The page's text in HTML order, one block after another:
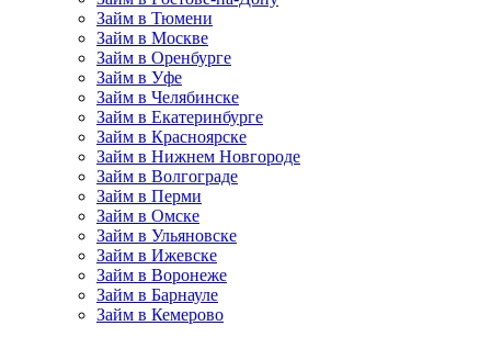
Займ в Тюмени
Займ в Москве
Займ в Оренбурге
Займ в Уфе
Займ в Челябинске
Займ в Екатеринбурге
Займ в Красноярске
Займ в Нижнем Новгороде
Займ в Волгограде
Займ в Перми
Займ в Омске
Займ в Ульяновске
Займ в Ижевске
Займ в Воронеже
Займ в Барнауле
Займ в Кемерово